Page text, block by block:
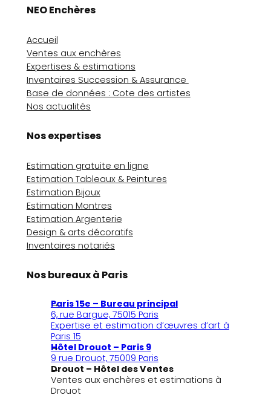
NEO Enchères
Accueil
Ventes aux enchères
Expertises & estimations
Inventaires Succession & Assurance
Base de données : Cote des artistes
Nos actualités
Nos expertises
Estimation gratuite en ligne
Estimation Tableaux & Peintures
Estimation Bijoux
Estimation Montres
Estimation Argenterie
Design & arts décoratifs
Inventaires notariés
Nos bureaux à Paris
Paris 15e – Bureau principal
6, rue Bargue, 75015 Paris
Expertise et estimation d’œuvres d’art à
Paris 15
Hôtel Drouot – Paris 9
9 rue Drouot, 75009 Paris
Drouot – Hôtel des Ventes
Ventes aux enchères et estimations à
Drouot